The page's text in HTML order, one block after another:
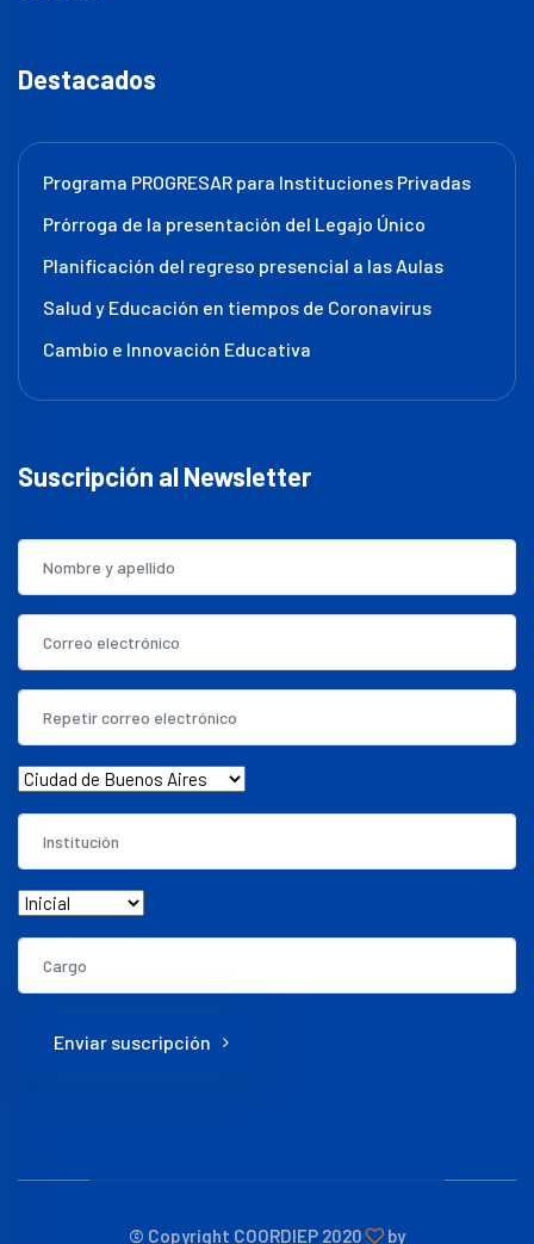
Destacados
Programa PROGRESAR para Instituciones Privadas
Prórroga de la presentación del Legajo Único
Planificación del regreso presencial a las Aulas
Salud y Educación en tiempos de Coronavirus
Cambio e Innovación Educativa
Suscripción al Newsletter
Enviar suscripción
© Copyright COORDIEP 2020 by